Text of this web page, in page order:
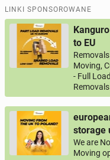
LINKI SPONSOROWANE
to EU
Moving,
- Full
storage
We are
Moving